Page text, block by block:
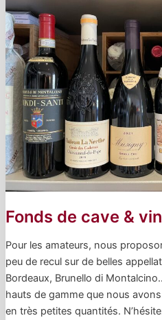
Fonds de cave &
Pour les amateurs, nous
peu de recul sur de belles
Bordeaux, Brunello di
hauts de gamme que nous
en très petites quantités.